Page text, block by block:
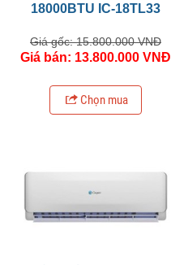
18000BTU IC-18TL33
Giá gốc: 15.800.000 VNĐ
Giá bán: 13.800.000 VNĐ
Chọn mua